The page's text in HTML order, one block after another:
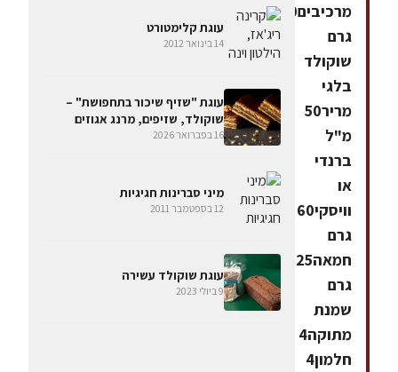
מרכיבים170
גרם
שוקולד
בלגי
מריר50
מ"ל
ברנדי
או
וויסקי60
גרם
חמאה225
גרם
שמנת
מתוקה4
חלמון4
עוגת קלימטורט
14 בינואר 2012
עוגת "שזיף שיכור בתחפושת" –
שוקולד, שזיפים, מרנג אגוזים
16 בפברואר 2026
מיני סברינות חגיגיות
12 בספטמבר 2011
עוגת שוקולד עשירה
9 ביולי 2023